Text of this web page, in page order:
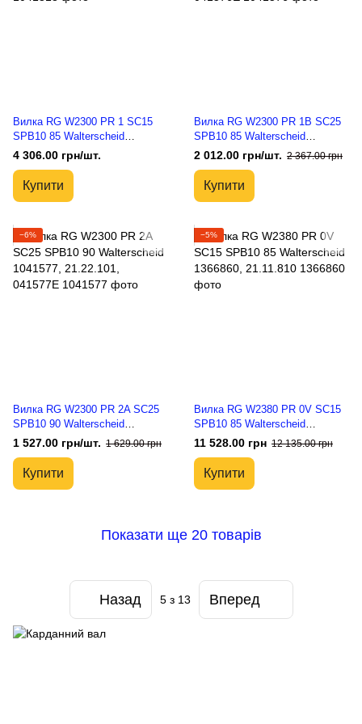
Вилка RG W2300 PR 1 SC15
SPB10 85 Walterscheid
1041318, 21.12.00, 041318E
4 306.00 грн/шт.
Купити
Вилка RG W2300 PR 1B SC25
SPB10 85 Walterscheid
1041576, 21.22.100, 041576E
2 012.00 грн/шт. 2 367.00 грн
Купити
−6%
Вилка RG W2300 PR 2A SC25
SPB10 90 Walterscheid
1041577, 21.22.101, 041577E
1 527.00 грн/шт. 1 629.00 грн
Купити
−5%
Вилка RG W2380 PR 0V SC15
SPB10 85 Walterscheid
1366860, 21.11.810
11 528.00 грн 12 135.00 грн
Купити
Показати ще 20 товарів
Назад 5з 13 Вперед